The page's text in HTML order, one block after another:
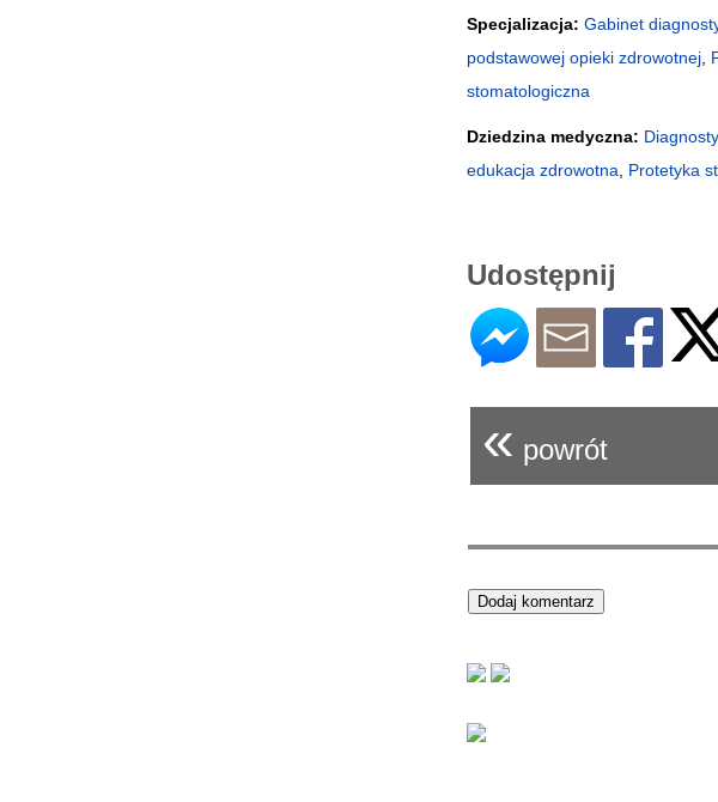
Specjalizacja: Gabinet
podstawowej opieki zdrowotnej
stomatologiczna
Dziedzina medyczna:
edukacja zdrowotna
Protetyka
Udostępnij
« powrót